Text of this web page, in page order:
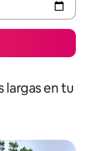
largas en tu